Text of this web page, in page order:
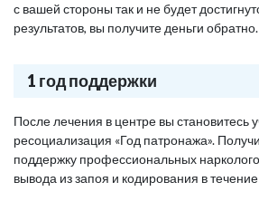
с вашей стороны так и не будет
результатов, вы получите деньги обратно.
1 год поддержки
После лечения в центре вы становитесь
ресоциализация «Год патронажа».
поддержку профессиональных
вывода из запоя и кодирования в